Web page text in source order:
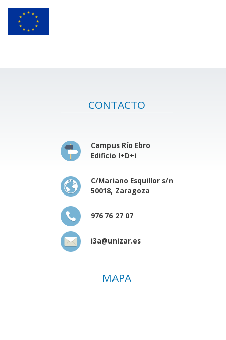
CONTACTO
Campus Río Ebro
Edificio I+D+i
C/Mariano Esquillor s/n
50018, Zaragoza
976 76 27 07
i3a@unizar.es
MAPA